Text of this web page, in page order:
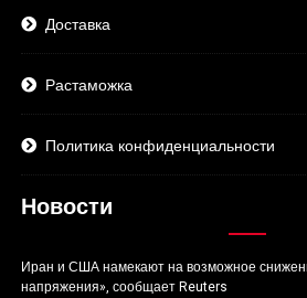
Доставка
Растаможка
Политика конфиденциальности
Новости
Иран и США намекают на возможное
напряжения», сообщает Reuters